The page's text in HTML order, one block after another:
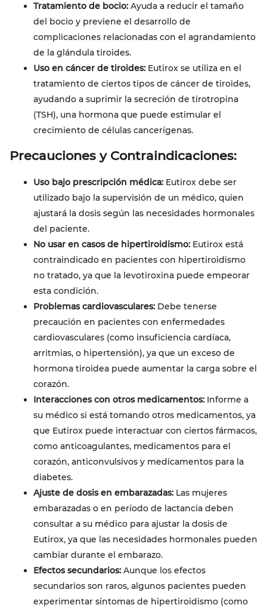
Tratamiento de bocio: Ayuda a reducir el tamaño
del bocio y previene el desarrollo de
complicaciones relacionadas con el agrandamiento
de la glándula tiroides.
Uso en cáncer de tiroides: Eutirox se utiliza en el
tratamiento de ciertos tipos de cáncer de tiroides,
ayudando a suprimir la secreción de tirotropina
(TSH), una hormona que puede estimular el
crecimiento de células cancerígenas.
Precauciones y Contraindicaciones:
Uso bajo prescripción médica: Eutirox debe ser
utilizado bajo la supervisión de un médico, quien
ajustará la dosis según las necesidades hormonales
del paciente.
No usar en casos de hipertiroidismo: Eutirox está
contraindicado en pacientes con hipertiroidismo
no tratado, ya que la levotiroxina puede empeorar
esta condición.
Problemas cardiovasculares: Debe tenerse
precaución en pacientes con enfermedades
cardiovasculares (como insuficiencia cardíaca,
arritmias, o hipertensión), ya que un exceso de
hormona tiroidea puede aumentar la carga sobre el
corazón.
Interacciones con otros medicamentos: Informe a
su médico si está tomando otros medicamentos, ya
que Eutirox puede interactuar con ciertos fármacos,
como anticoagulantes, medicamentos para el
corazón, anticonvulsivos y medicamentos para la
diabetes.
Ajuste de dosis en embarazadas: Las mujeres
embarazadas o en período de lactancia deben
consultar a su médico para ajustar la dosis de
Eutirox, ya que las necesidades hormonales pueden
cambiar durante el embarazo.
Efectos secundarios: Aunque los efectos
secundarios son raros, algunos pacientes pueden
experimentar síntomas de hipertiroidismo (como